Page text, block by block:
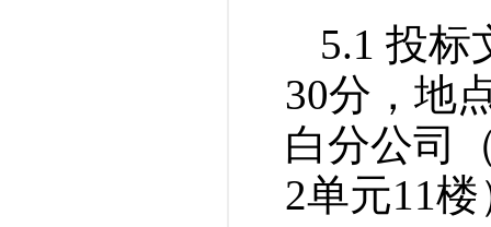
5.1 投标
30分，地
白分公司
2单元11